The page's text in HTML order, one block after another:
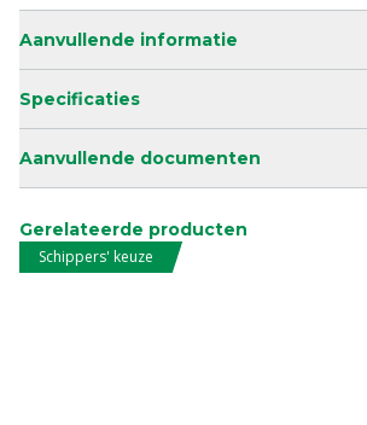
Aanvullende informatie
Specificaties
Aanvullende documenten
Gerelateerde producten
Schippers' keuze